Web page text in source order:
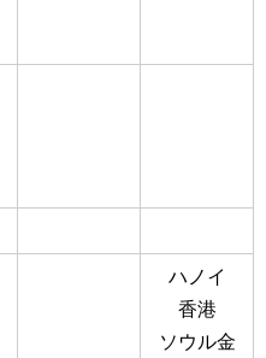
ハノイ
香港
ソウル金